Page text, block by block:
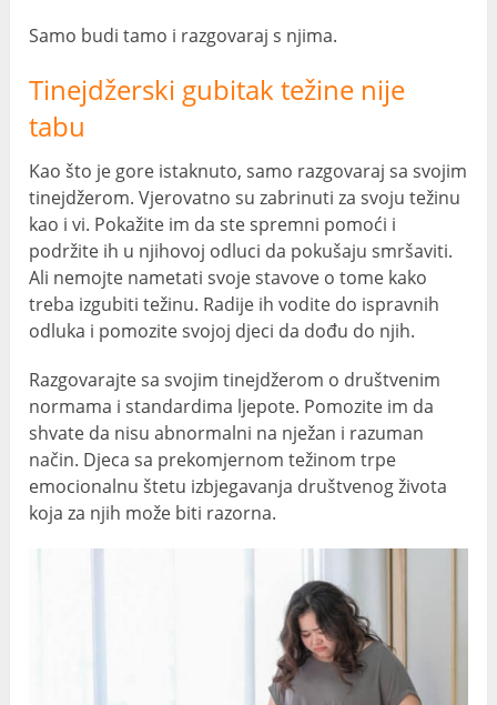
Samo budi tamo i razgovaraj s njima.
Tinejdžerski gubitak težine nije
tabu
Kao što je gore istaknuto, samo razgovaraj sa svojim
tinejdžerom. Vjerovatno su zabrinuti za svoju težinu
kao i vi. Pokažite im da ste spremni pomoći i
podržite ih u njihovoj odluci da pokušaju smršaviti.
Ali nemojte nametati svoje stavove o tome kako
treba izgubiti težinu. Radije ih vodite do ispravnih
odluka i pomozite svojoj djeci da dođu do njih.
Razgovarajte sa svojim tinejdžerom o društvenim
normama i standardima ljepote. Pomozite im da
shvate da nisu abnormalni na nježan i razuman
način. Djeca sa prekomjernom težinom trpe
emocionalnu štetu izbjegavanja društvenog života
koja za njih može biti razorna.